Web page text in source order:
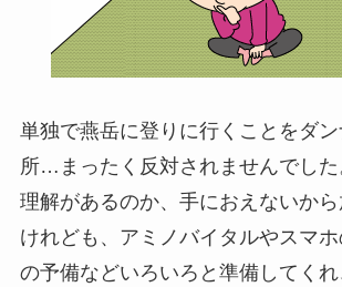
単独で燕岳に登りに行くことをダ
所…まったく反対されませんでした
理解があるのか、手におえないから
けれども、アミノバイタルやスマ
の予備などいろいろと準備してく